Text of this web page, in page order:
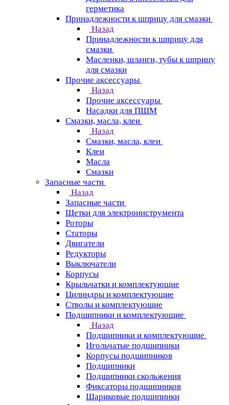
герметика
Принадлежности к шприцу для смазки
Назад
Принадлежности к шприцу для
смазки
Масленки, шланги, тубы к шприцу
для смазки
Прочие аксессуары
Назад
Прочие аксессуары
Насадки для ПШМ
Смазки, масла, клеи
Назад
Смазки, масла, клеи
Клеи
Масла
Смазки
Запасные части
Назад
Запасные части
Щетки для электроинструмента
Роторы
Статоры
Двигатели
Редукторы
Выключатели
Корпусы
Крыльчатки и комплектующие
Цилиндры и комплектующие
Стволы и комплектующие
Подшипники и комплектующие
Назад
Подшипники и комплектующие
Игольчатые подшипники
Корпусы подшипников
Подшипники
Подшипники скольжения
Фиксаторы подшипников
Шариковые подшипники